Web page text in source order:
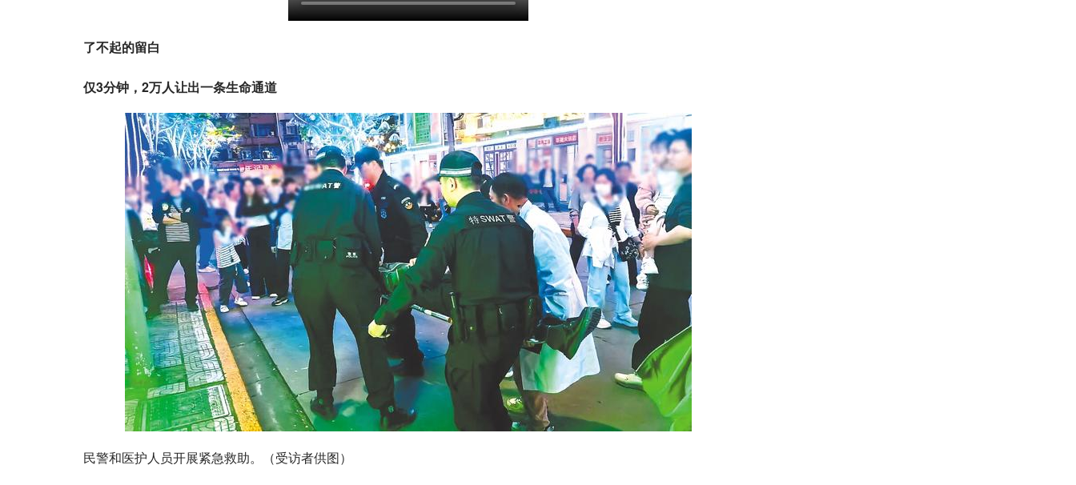
了不起的留白
仅3分钟，2万人让出一条生命通道
民警和医护人员开展紧急救助。（受访者供图）